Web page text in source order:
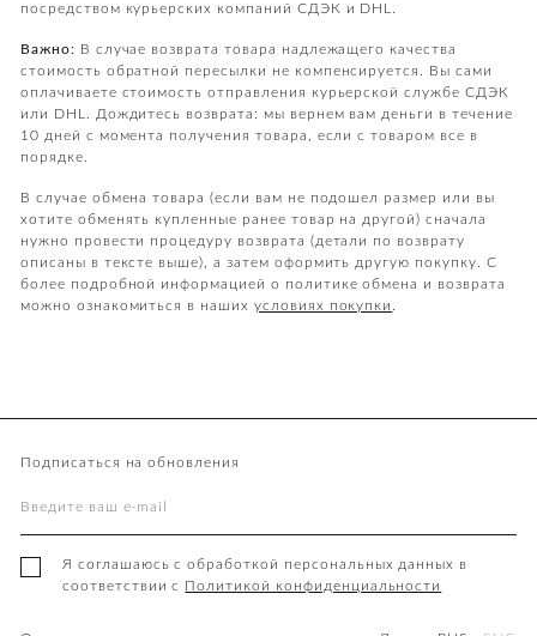
посредством курьерских компаний СДЭК и DHL.
Важно: В случае возврата товара надлежащего качества
стоимость обратной пересылки не компенсируется. Вы сами
оплачиваете стоимость отправления курьерской службе СДЭК
или DHL. Дождитесь возврата: мы вернем вам деньги в течение
10 дней с момента получения товара, если с товаром все в
порядке.
В случае обмена товара (если вам не подошел размер или вы
хотите обменять купленные ранее товар на другой) сначала
нужно провести процедуру возврата (детали по возврату
описаны в тексте выше), а затем оформить другую покупку. С
более подробной информацией о политике обмена и возврата
можно ознакомиться в наших условиях покупки
Подписаться на обновления
Я соглашаюсь с обработкой персональных данных в
соответствии с Политикой конфиденциальности